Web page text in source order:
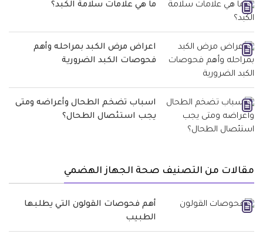
ما هي علامات سلامة الكبد؟
اعراض مرض الكبد بمراحله وأهم
فحوصات الكبد الضرورية
اسباب تضخم الطحال وأعراضه ومتى
يجب استئصال الطحال؟
مقالات من التصنيف صحة الجهاز الهضمي
أهم فحوصات القولون التي يطلبها
الطبيب